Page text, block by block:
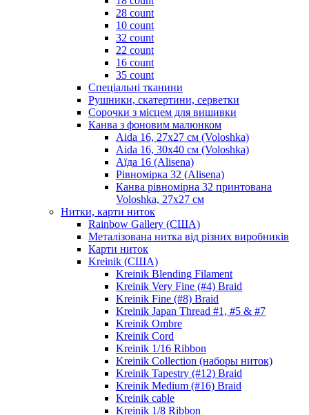
28 count
10 count
32 count
22 count
16 count
35 count
Спеціальні тканини
Рушники, скатертини, серветки
Сорочки з місцем для вишивки
Канва з фоновим малюнком
Aida 16, 27х27 см (Voloshka)
Aida 16, 30х40 см (Voloshka)
Аїда 16 (Alisena)
Рівномірка 32 (Alisena)
Канва рівномірна 32 принтована
Voloshka, 27х27 см
Нитки, карти ниток
Rainbow Gallery (США)
Металізована нитка від різних виробників
Карти ниток
Kreinik (США)
Kreinik Blending Filament
Kreinik Very Fine (#4) Braid
Kreinik Fine (#8) Braid
Kreinik Japan Thread #1, #5 & #7
Kreinik Ombre
Kreinik Cord
Kreinik 1/16 Ribbon
Kreinik Collection (наборы ниток)
Kreinik Tapestry (#12) Braid
Kreinik Medium (#16) Braid
Kreinik cable
Kreinik 1/8 Ribbon